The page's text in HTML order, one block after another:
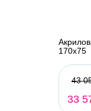
170х75
43
33